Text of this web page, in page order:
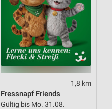
1,8 km
Fressnapf Friends
Gültig bis Mo. 31.08.